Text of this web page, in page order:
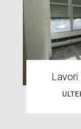
Lavori